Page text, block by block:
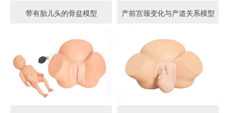
带有胎儿头的骨盆模型 产前宫颈变化与产道关系模型